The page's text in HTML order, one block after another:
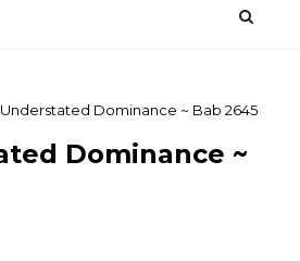
Dominance ~ Bab 2645
Dominance ~